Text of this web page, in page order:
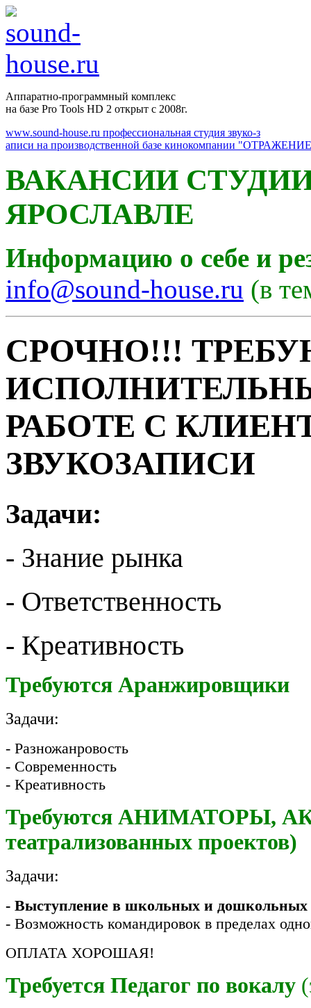
Аппаратно-программный комплекс
на базе Pro Tools HD 2 открыт с 2008г.
www.sound-house.ru профессиональная студия звуко-з
аписи на производственной базе кинокомпании
ВАКАНСИИ
ЯРОСЛАВЛЕ
Информацию о себе и
info@sound-house.ru (в
СРОЧНО!!!
РАБОТЕ С
ЗВУКОЗАПИСИ
Задачи:
- Знание рынка
- Ответственность
- Креативность
Требуются Аранжировщики
Задачи:
- Разножанровость
- Современность
- Креативность
Требуются AНИМАТОРЫ,
театрализованных проектов)
Задачи:
- Выступление в школьных и дошкольных
- Возможность командировок в пределах
ОПЛАТА ХОРОШАЯ!
Требуется Педагог по вокалу